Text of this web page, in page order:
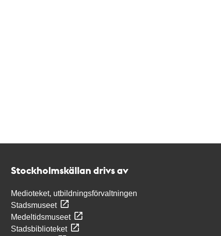
Stockholmskällan drivs av
Medioteket, utbildningsförvaltningen
Stadsmuseet
Medeltidsmuseet
Stadsbiblioteket